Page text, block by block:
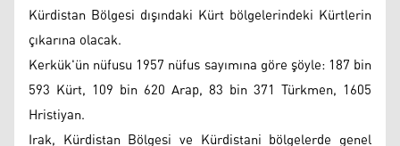
Kürdistan Bölgesi dışındaki Kürt bölgelerindeki Kürtlerin
çıkarına olacak.
Kerkük'ün nüfusu 1957 nüfus sayımına göre şöyle: 187 bin
593 Kürt, 109 bin 620 Arap, 83 bin 371 Türkmen, 1605
Hristiyan.
Irak, Kürdistan Bölgesi ve Kürdistani bölgelerde genel